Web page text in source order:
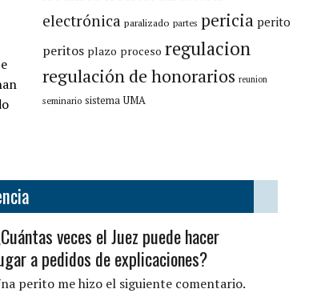
electrónica paralizado partes pericia perito
peritos plazo proceso regulacion
regulación de honorarios reunion
seminario sistema UMA
veces el Juez puede hacer
a pedidos de explicaciones?
perito me hizo el siguiente comentario.